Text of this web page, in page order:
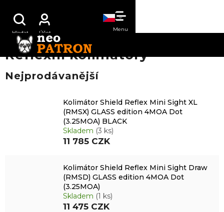
obsah
Reflexní kolimátory
Nejprodávanější
Kolimátor Shield Reflex Mini Sight XL
(RMSX) GLASS edition 4MOA Dot
(3.25MOA) BLACK
Skladem (3 ks)
11 785 CZK
Kolimátor Shield Reflex Mini Sight Draw
(RMSD) GLASS edition 4MOA Dot
(3.25MOA)
Skladem (1 ks)
11 475 CZK